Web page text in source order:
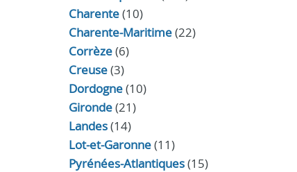
Charente(10)
Charente-Maritime(22)
Corrèze(6)
Creuse(3)
Dordogne(10)
Gironde(21)
Landes(14)
Lot-et-Garonne(11)
Pyrénées-Atlantiques(15)